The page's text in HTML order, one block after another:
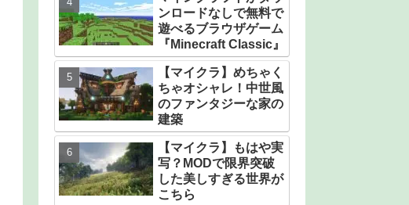
ンロードなしで無料で
遊べるブラウザゲーム
『Minecraft Classic』
【マイクラ】めちゃく
ちゃオシャレ！中世風
のファンタジーな家の
建築
【マイクラ】もはや実
写？MODで限界突破
した美しすぎる世界が
こちら